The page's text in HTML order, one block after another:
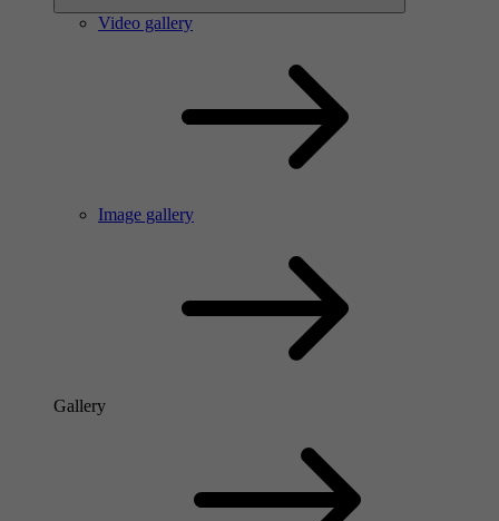
Video gallery
Image gallery
Gallery